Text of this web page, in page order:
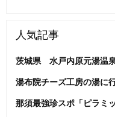
人気記事
茨城県 水戸内原元湯温
湯布院チーズ工房の湯に
那須最強珍スポ「ピラミ